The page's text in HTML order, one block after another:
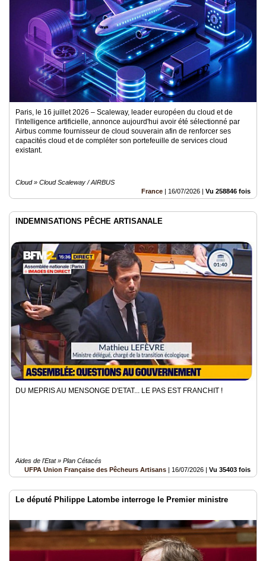
Paris, le 16 juillet 2026 – Scaleway, leader européen du cloud et de
l'intelligence artificielle, annonce aujourd'hui avoir été sélectionné par
Airbus comme fournisseur de cloud souverain afin de renforcer ses
capacités cloud et de compléter son portefeuille de services cloud
existant.
Cloud » Cloud Scaleway / AIRBUS
France | 16/07/2026 | Vu 258846 fois
INDEMNISATIONS PÊCHE ARTISANALE
DU MEPRIS AU MENSONGE D'ETAT... LE PAS EST FRANCHIT !
Aides de l'Etat » Plan Cétacés
UFPA Union Française des Pêcheurs Artisans | 16/07/2026 | Vu 35403 fois
Le député Philippe Latombe interroge le Premier ministre